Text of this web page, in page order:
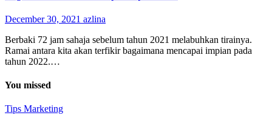
December 30, 2021 azlina
Berbaki 72 jam sahaja sebelum tahun 2021 melabuhkan tirainya.
Ramai antara kita akan terfikir bagaimana mencapai impian pada
tahun 2022.…
You missed
Tips Marketing